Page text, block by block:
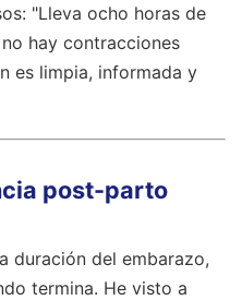
"Lleva ocho horas de
hay contracciones
es limpia, informada y
post-parto
duración del embarazo,
termina. He visto a